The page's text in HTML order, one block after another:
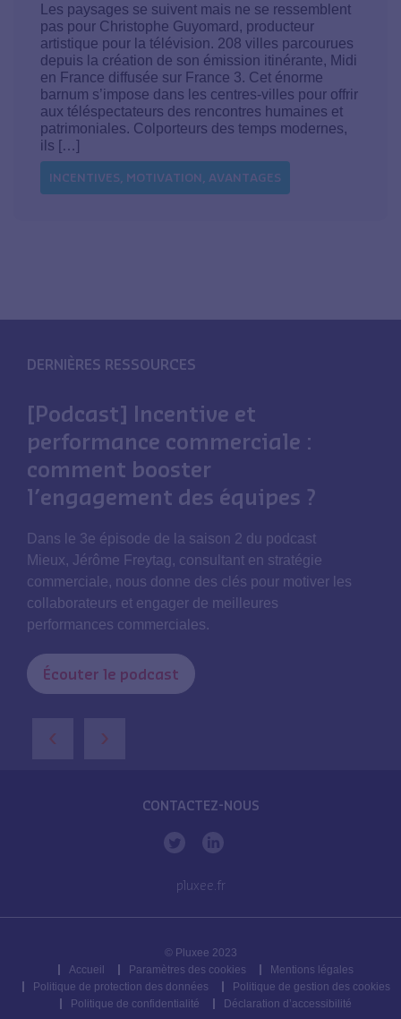
Les paysages se suivent mais ne se ressemblent
pas pour Christophe Guyomard, producteur
artistique pour la télévision. 208 villes parcourues
depuis la création de son émission itinérante, Midi
en France diffusée sur France 3. Cet énorme
barnum s’impose dans les centres-villes pour offrir
aux téléspectateurs des rencontres humaines et
patrimoniales. Colporteurs des temps modernes,
ils […]
INCENTIVES, MOTIVATION, AVANTAGES
DERNIÈRES RESSOURCES
[Podcast] Incentive et
performance commerciale :
comment booster
l’engagement des équipes ?
Dans le 3e épisode de la saison 2 du podcast
Mieux, Jérôme Freytag, consultant en stratégie
commerciale, nous donne des clés pour motiver les
collaborateurs et engager de meilleures
performances commerciales.
Écouter le podcast
‹ ›
CONTACTEZ-NOUS
pluxee.fr
© Pluxee 2023
Accueil
Paramètres des cookies
Mentions légales
Politique de protection des données
Politique de gestion des cookies
Politique de confidentialité
Déclaration d’accessibilité